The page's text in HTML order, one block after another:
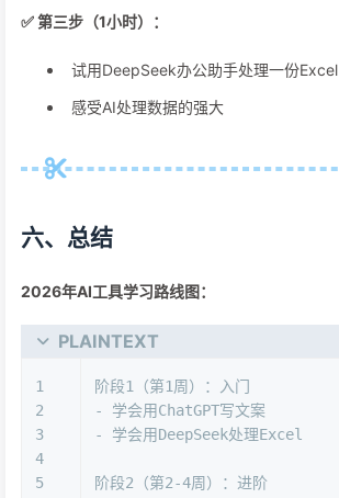
✅ 第三步（1小时）：
试用DeepSeek办公助手处理一份Excel
感受AI处理数据的强大
六、总结
2026年AI工具学习路线图：
PLAINTEXT
1
2
3
4
5
阶段1（第1周）：入门
- 学会用ChatGPT写文案
- 学会用DeepSeek处理Excel
阶段2（第2-4周）：进阶